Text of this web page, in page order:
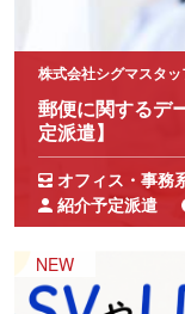
株式会社シグマスタッ
郵便に関するデ
定派遣】
オフィス・事務
紹介予定派遣